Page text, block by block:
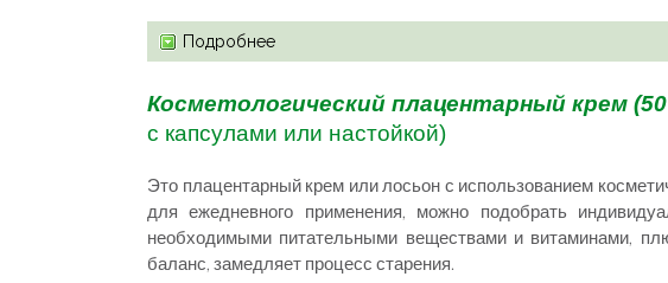
Подробнее
Косметологический плацентарный крем
с капсулами или настойкой)
Это плацентарный крем или лосьон с использованием
для ежедневного применения, можно подобрать
необходимыми питательными веществами и витаминами,
баланс, замедляет процесс старения.